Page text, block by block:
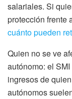
salariales. Si
protección frente
cuánto pueden
Quien no se ve
autónomo: el
ingresos de
autónomos